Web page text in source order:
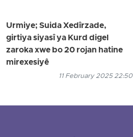
Urmiye; Suida Xedîrzade,
girtiya siyasî ya Kurd digel
zaroka xwe bo 20 rojan hatine
mirexesiyê
11 February 2025 22:50